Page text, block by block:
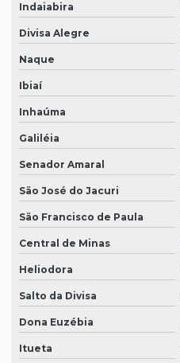
Indaiabira
Divisa Alegre
Naque
Ibiaí
Inhaúma
Galiléia
Senador Amaral
São José do Jacuri
São Francisco de Paula
Central de Minas
Heliodora
Salto da Divisa
Dona Euzébia
Itueta